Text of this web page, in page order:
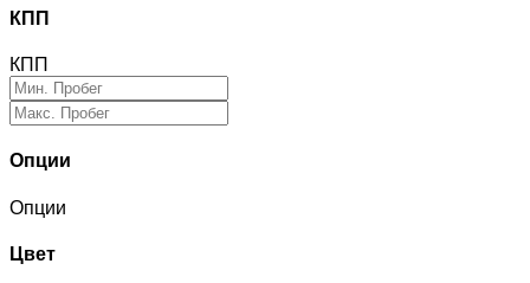
КПП
КПП
Опции
Опции
Цвет